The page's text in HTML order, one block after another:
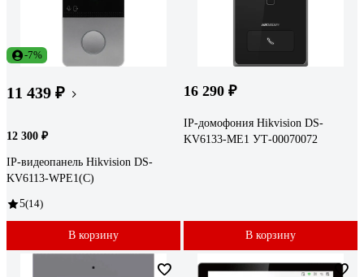
-7%
11 439 ₽
12 300 ₽
IP-видеопанель Hikvision DS-
KV6113-WPE1(C)
5(14)
В корзину
16 290 ₽
IP-домофония Hikvision DS-
KV6133-ME1 УТ-00070072
В корзину